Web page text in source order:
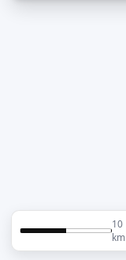
10
km